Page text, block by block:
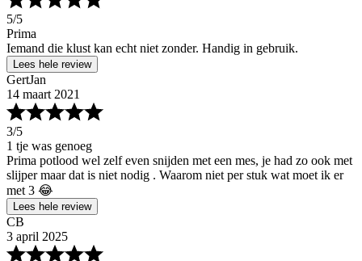
5/5
Prima
Iemand die klust kan echt niet zonder. Handig in gebruik.
Lees hele review
GertJan
14 maart 2021
3/5
1 tje was genoeg
Prima potlood wel zelf even snijden met een mes, je had zo ook met
slijper maar dat is niet nodig . Waarom niet per stuk wat moet ik er
met 3 😂
Lees hele review
CB
3 april 2025